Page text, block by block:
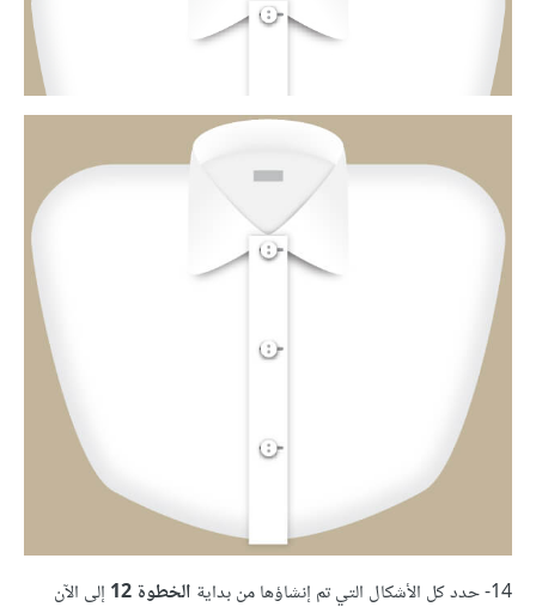
14- حدد كل الأشكال التي تم إنشاؤها من بداية الخطوة 12
إلى الآن